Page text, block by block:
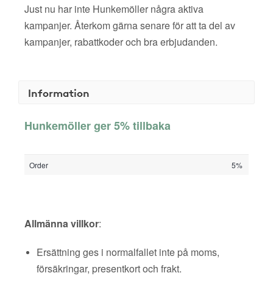
Just nu har inte Hunkemöller några aktiva
kampanjer. Återkom gärna senare för att ta del av
kampanjer, rabattkoder och bra erbjudanden.
Information
Hunkemöller ger 5% tillbaka
Order 5%
Allmänna villkor:
Ersättning ges i normalfallet inte på moms,
försäkringar, presentkort och frakt.